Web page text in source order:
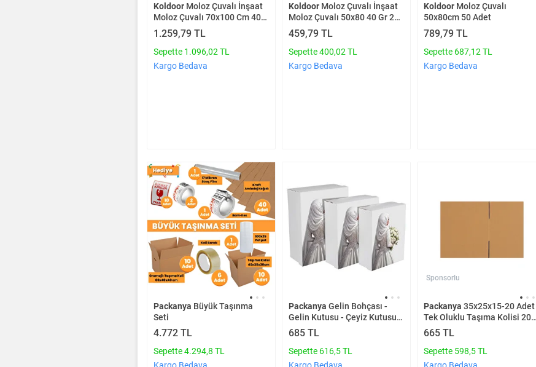
Koldoor Moloz Çuvalı İnşaat
Moloz Çuvalı 70x100 Cm 40
Gr 50 Adet
1.259,79 TL
Sepette 1.096,02 TL
Kargo Bedava
KoldoorMoloz Çuvalı İnşaat
Moloz Çuvalı 50x80 40 Gr 20
Adet
459,79 TL
Sepette 400,02 TL
Kargo Bedava
KoldoorMoloz Çuvalı
50x80cm 50 Adet
789,79 TL
Sepette 687,12 TL
Kargo Bedava
Packanya Büyük Taşınma
Seti
4.772 TL
Sepette 4.294,8 TL
Packanya Gelin Bohçası -
Gelin Kutusu - Çeyiz Kutusu-
Hediye Seti - Tesettürlü Gelin
Kutusu 3'lü Set
685 TL
Sepette 616,5 TL
Sponsorlu
Packanya 35x25x15-20 Adet
Tek Oluklu Taşıma Kolisi 20
Adet
665 TL
Sepette 598,5 TL